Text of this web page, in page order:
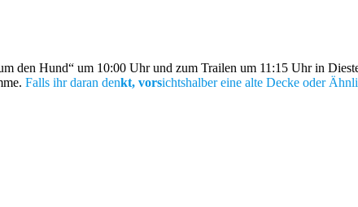
den Hund“ um 10:00 Uhr und zum Trailen um 11:15 Uhr in
Falls ihr daran denkt, vorsichtshalber eine alte Decke oder